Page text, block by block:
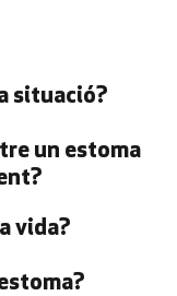
situació?
un estoma
vida?